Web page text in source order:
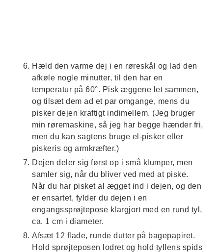
Hæld den varme dej i en røreskål og lad den
afkøle nogle minutter, til den har en
temperatur på 60°. Pisk æggene let sammen,
og tilsæt dem ad et par omgange, mens du
pisker dejen kraftigt indimellem. (Jeg bruger
min røremaskine, så jeg har begge hænder fri,
men du kan sagtens bruge el-pisker eller
piskeris og armkræfter.)
Dejen deler sig først op i små klumper, men
samler sig, når du bliver ved med at piske.
Når du har pisket al ægget ind i dejen, og den
er ensartet, fylder du dejen i en
engangssprøjtepose klargjort med en rund tyl,
ca. 1 cm i diameter.
Afsæt 12 flade, runde dutter på bagepapiret.
Hold sprøjteposen lodret og hold tyllens spids